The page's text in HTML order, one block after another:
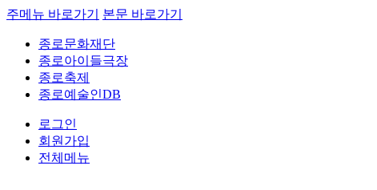
주메뉴 바로가기 본문 바로가기
종로문화재단
종로아이들극장
종로축제
종로예술인DB
로그인
회원가입
전체메뉴